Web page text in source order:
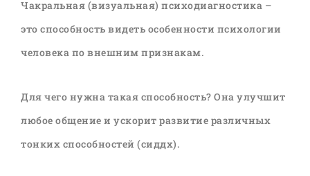
Чакральная (визуальная) психодиагностика –
это способность видеть особенности психологии
человека по внешним признакам.
Для чего нужна такая способность? Она улучшит
любое общение и ускорит развитие различных
тонких способностей (сиддх).